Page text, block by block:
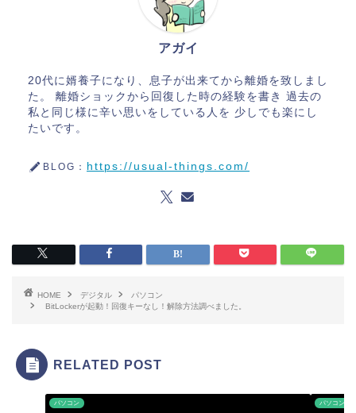
アガイ
20代に婿養子になり、息子が出来てから離婚を致しまし
た。 離婚ショックから回復した時の経験を書き 過去の
私と同じ様に辛い思いをしている人を 少しでも楽にし
たいです。
BLOG： https://usual-things.com/
HOME デジタル
パソコン
BitLockerが起動！回復キーなし！解除方法調べました。
RELATED POST
パソコン パソコン